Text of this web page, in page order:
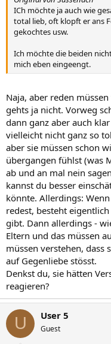
ICh möchte ja auch wie
total lieb, oft klopft er ans
gekochtes usw.
Ich möchte die beiden
mich eben eingeengt.
Naja, aber reden
gehts ja nicht. Vorweg
dann ganz aber auch
vielleicht nicht ganz so
aber sie müssen schon
übergangen fühlst (was
ab und an mal nein
kannst du besser
könnte. Allerdings:
redest, besteht
gibt. Dann allerdings -
Eltern und das müssen
müssen verstehen, dass
auf Gegenliebe stösst.
Denkst du, sie hätten
reagieren?
U User 5
Guest